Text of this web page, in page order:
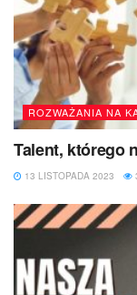
ROZWAŻANIA NA
Talent, którego
13 LISTOPADA 2023